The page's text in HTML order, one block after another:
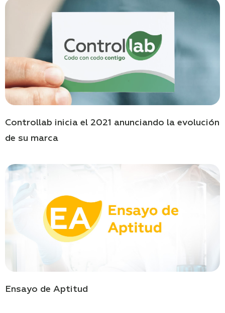
Controllab inicia el 2021 anunciando la evolución
de su marca
Ensayo de Aptitud